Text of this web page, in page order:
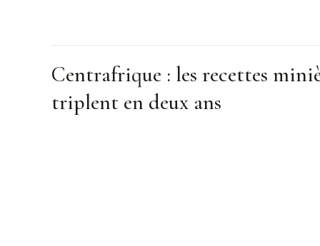
Centrafrique : les recettes
triplent en deux ans